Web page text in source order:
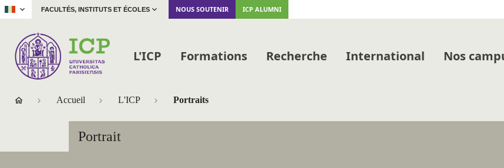
| FACULTÉS, INSTITUTS ET ÉCOLES NOUS SOUTENIR ICP ALUMNI
L'ICP Formations Recherche International Nos
Accueil L'ICP Portraits
Portrait